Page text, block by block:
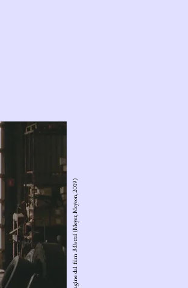
Immagine dal film
Mistral
(Meyer, Moyson, 2019)